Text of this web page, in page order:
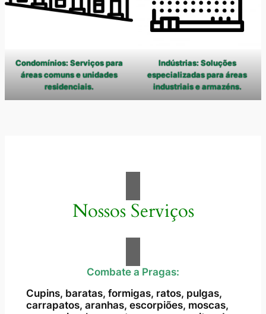
Condomínios: Serviços para
áreas comuns e unidades
residenciais.
Indústrias: Soluções
especializadas para áreas
industriais e armazéns.
Nossos Serviços
Combate a Pragas:
Cupins, baratas, formigas, ratos, pulgas,
carrapatos, aranhas, escorpiões, moscas,